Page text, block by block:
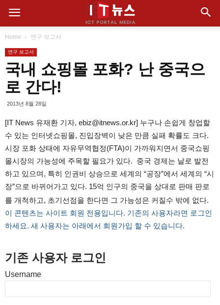
Home 연구 보고서
연구 보고서
국내 쇼핑몰 포화? 난 중국으
로 간다!
2013년 8월 28일
[IT News 유재환 기자, ebiz@itnews.or.kr] 누구나 손쉽게 창업할
수 있는 인터넷쇼핑몰, 진입장벽이 낮은 만큼 실패 확률도 크다.
시장 포화 상태에 자유무역협정(FTA)이 가까워지면서 중국쇼핑
몰시장의 가능성에 주목할 필요가 있다. 중국 경제는 날로 발전
하고 있으며, 특히 인권비 상승으로 세계의 “공장”에서 세계의 “시
장”으로 바뀌어가고 있다. 15억 인구의 중국을 상대로 판매 판로
를 개척하고, 초기선점을 한다면 그 가능성은 커질수 밖에 없다.
이 콘텐츠는 사이트 회원 전용입니다. 기존의 사용자라면 로그인
하세요. 새 사용자는 아래에서 회원가입 할 수 있습니다.
기존 사용자 로그인
Username